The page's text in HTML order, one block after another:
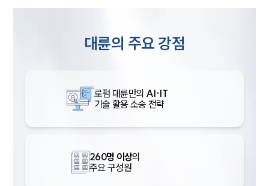
대륜의 주요 강점
로펌 대륜만의 AI·IT
기술 활용 소송 전략
260명 이상의
주요 구성원